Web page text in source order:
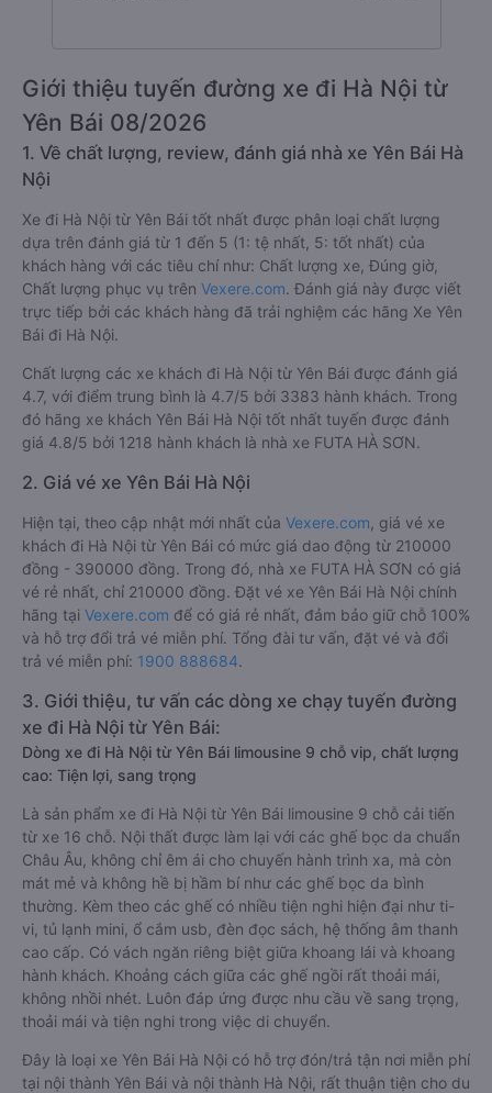
Giới thiệu tuyến đường xe đi Hà Nội từ
Yên Bái 08/2026
1. Về chất lượng, review, đánh giá nhà xe Yên Bái Hà
Nội
Xe đi Hà Nội từ Yên Bái tốt nhất được phân loại chất lượng
dựa trên đánh giá từ 1 đến 5 (1: tệ nhất, 5: tốt nhất) của
khách hàng với các tiêu chí như: Chất lượng xe, Đúng giờ,
Chất lượng phục vụ trên Vexere.com. Đánh giá này được viết
trực tiếp bởi các khách hàng đã trải nghiệm các hãng Xe Yên
Bái đi Hà Nội.
Chất lượng các xe khách đi Hà Nội từ Yên Bái được đánh giá
4.7, với điểm trung bình là 4.7/5 bởi 3383 hành khách. Trong
đó hãng xe khách Yên Bái Hà Nội tốt nhất tuyến được đánh
giá 4.8/5 bởi 1218 hành khách là nhà xe FUTA HÀ SƠN.
2. Giá vé xe Yên Bái Hà Nội
Hiện tại, theo cập nhật mới nhất của Vexere.com , giá vé xe
khách đi Hà Nội từ Yên Bái có mức giá dao động từ 210000
đồng - 390000 đồng. Trong đó, nhà xe FUTA HÀ SƠN có giá
vé rẻ nhất, chỉ 210000 đồng. Đặt vé xe Yên Bái Hà Nội chính
hãng tại Vexere.com để có giá rẻ nhất, đảm bảo giữ chỗ 100%
và hỗ trợ đổi trả vé miễn phí. Tổng đài tư vấn, đặt vé và đổi
trả vé miễn phí: 1900 888684.
3. Giới thiệu, tư vấn các dòng xe chạy tuyến đường
xe đi Hà Nội từ Yên Bái:
Dòng xe đi Hà Nội từ Yên Bái limousine 9 chỗ vip, chất lượng
cao: Tiện lợi, sang trọng
Là sản phẩm xe đi Hà Nội từ Yên Bái limousine 9 chỗ cải tiến
từ xe 16 chỗ. Nội thất được làm lại với các ghế bọc da chuẩn
Châu Âu, không chỉ êm ái cho chuyến hành trình xa, mà còn
mát mẻ và không hề bị hầm bí như các ghế bọc da bình
thường. Kèm theo các ghế có nhiều tiện nghi hiện đại như ti-
vi, tủ lạnh mini, ổ cắm usb, đèn đọc sách, hệ thống âm thanh
cao cấp. Có vách ngăn riêng biệt giữa khoang lái và khoang
hành khách. Khoảng cách giữa các ghế ngồi rất thoải mái,
không nhồi nhét. Luôn đáp ứng được nhu cầu về sang trọng,
thoải mái và tiện nghi trong việc di chuyển.
Đây là loại xe Yên Bái Hà Nội có hỗ trợ đón/trả tận nơi miễn phí
tại nội thành Yên Bái và nội thành Hà Nội, rất thuận tiện cho du